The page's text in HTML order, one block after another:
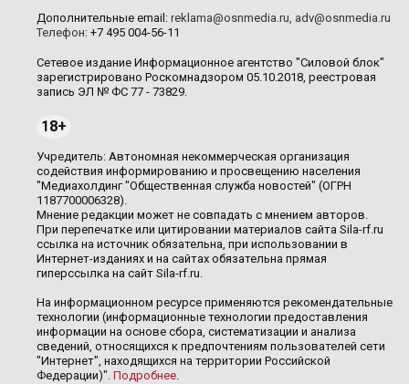
Дополнительные email: reklama@osnmedia.ru, adv@osnmedia.ru
Телефон: +7 495 004-56-11
Сетевое издание Информационное агентство "Силовой блок"
зарегистрировано Роскомнадзором 05.10.2018, реестровая
запись ЭЛ № ФС 77 - 73829.
18+
Учредитель: Автономная некоммерческая организация
содействия информированию и просвещению населения
"Медиахолдинг "Общественная служба новостей" (ОГРН
1187700006328).
Мнение редакции может не совпадать с мнением авторов.
При перепечатке или цитировании материалов сайта Sila-rf.ru
ссылка на источник обязательна, при использовании в
Интернет-изданиях и на сайтах обязательна прямая
гиперссылка на сайт Sila-rf.ru.
На информационном ресурсе применяются рекомендательные
технологии (информационные технологии предоставления
информации на основе сбора, систематизации и анализа
сведений, относящихся к предпочтениям пользователей сети
"Интернет", находящихся на территории Российской
Федерации)". Подробнее.